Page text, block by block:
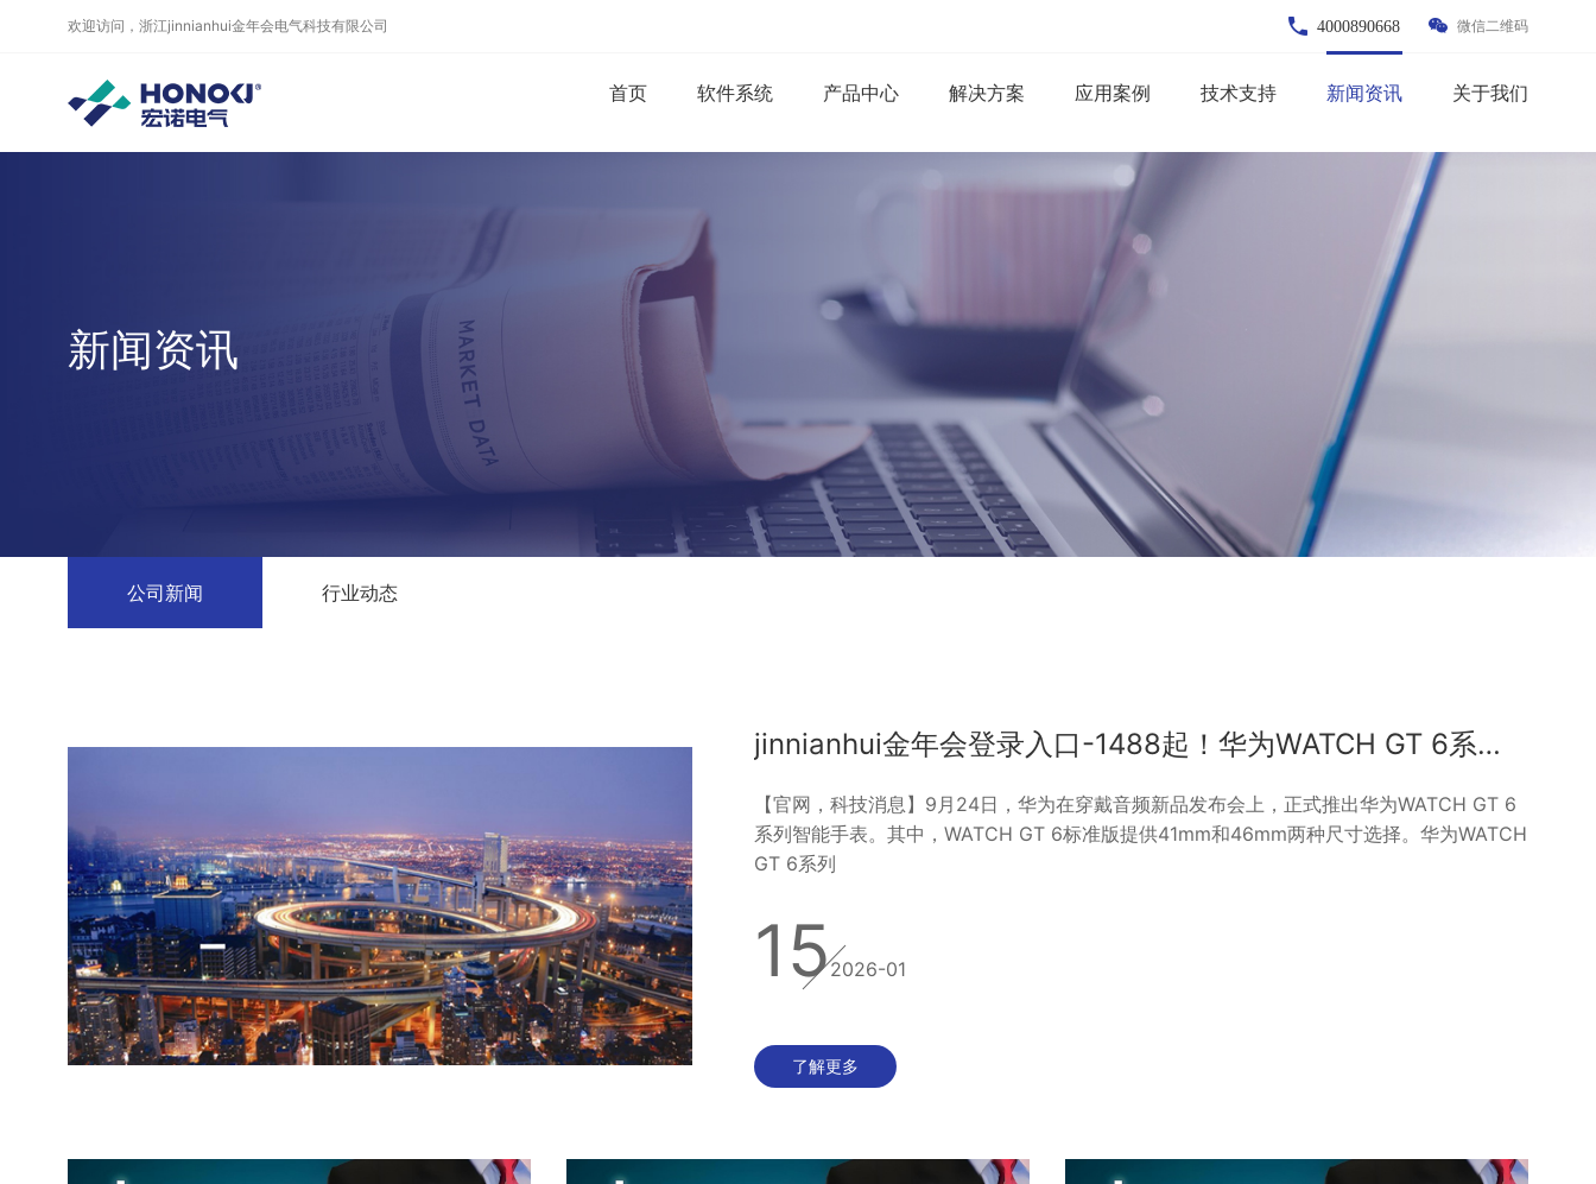
欢迎访问，浙江jinnianhui金年会电气科技有限公司 4000890668 微信二维码
首页 软件系统 产品中心 解决方案 应用案例 技术支持 新闻资讯 关于我们
新闻资讯
公司新闻 行业动态
jinnianhui金年会登录入口-1488起！华为WATCH GT 6系列发布 首发玄玑感知系统
【官网，科技消息】9月24日，华为在穿戴音频新品发布会上，正式推出华为WATCH GT 6
系列智能手表。其中，WATCH GT 6标准版提供41mm和46mm两种尺寸选择。华为WATCH
GT 6系列
152026-01
了解更多